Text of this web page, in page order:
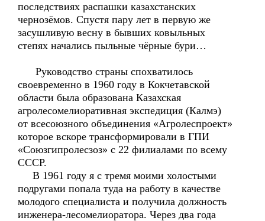
последствиях распашки казахстанских
чернозёмов. Спустя пару лет в первую же
засушливую весну в бывших ковыльных
степях начались пыльные чёрные бури…
Руководство страны спохватилось
своевременно в 1960 году в Кокчетавской
области была образована Казахская
агролесомелиоративная экспедиция (Калмэ)
от всесоюзного объединения «Агролеспроект»
которое вскоре трансформировали в ГПИ
«Союзгипролесзоз» с 22 филиалами по всему
СССР.
В 1961 году я с тремя моими холостыми
подругами попала туда на работу в качестве
молодого специалиста и получила должность
инженера-лесомелиоратора. Через два года